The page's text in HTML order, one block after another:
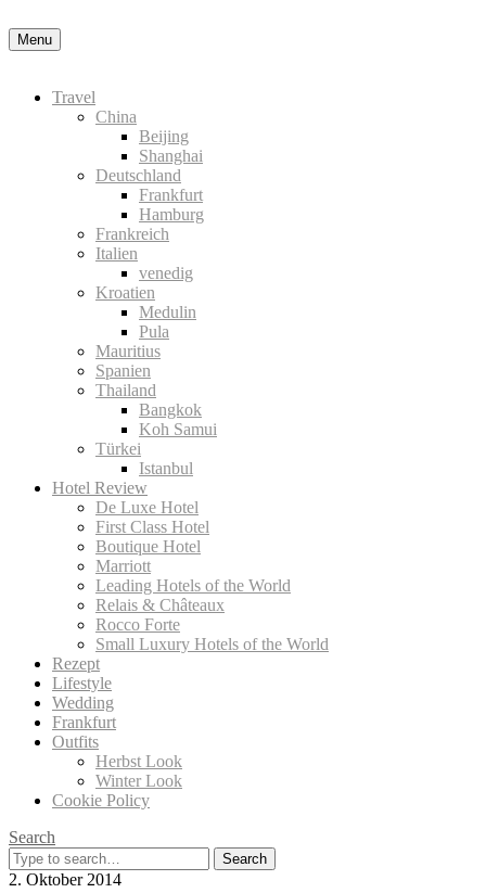
Menu
Travel
China
Beijing
Shanghai
Deutschland
Frankfurt
Hamburg
Frankreich
Italien
venedig
Kroatien
Medulin
Pula
Mauritius
Spanien
Thailand
Bangkok
Koh Samui
Türkei
Istanbul
Hotel Review
De Luxe Hotel
First Class Hotel
Boutique Hotel
Marriott
Leading Hotels of the World
Relais & Châteaux
Rocco Forte
Small Luxury Hotels of the World
Rezept
Lifestyle
Wedding
Frankfurt
Outfits
Herbst Look
Winter Look
Cookie Policy
Search
Search
for:
2. Oktober 2014
Nähere Information zu den Cookies in der Datenschutzerklärung